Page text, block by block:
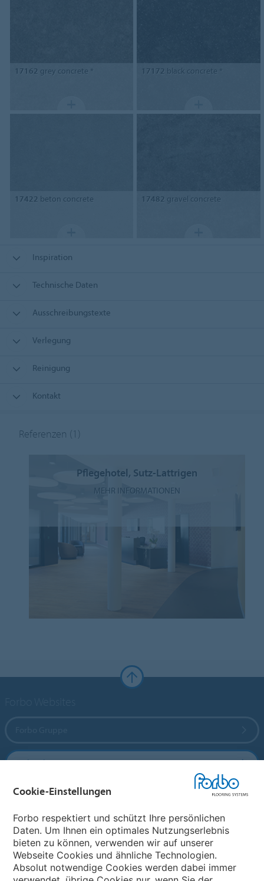
17162 grey concrete * 17172 black concrete *
17422 beton concrete 17482 gravel concrete
Inspiration
Technische Daten
Ausschreibungstexte
Verlegung
Reinigung
Kontakt
Referenzen (1)
Pflegehotel, Sutz-Lattrigen
MEHR INFORMATIONEN
Forbo Flooring Systems
Forbo Movement Systems
Land auswählen
Land auswählen
Cookie-Einstellungen
Forbo respektiert und schützt Ihre persönlichen
Daten. Um Ihnen ein optimales Nutzungserlebnis
bieten zu können, verwenden wir auf unserer
Webseite Cookies und ähnliche Technologien.
Absolut notwendige Cookies werden dabei immer